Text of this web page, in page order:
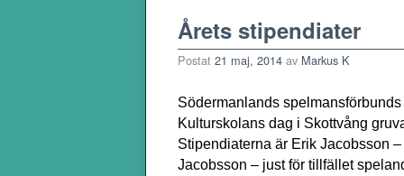
Årets stipendiater
Postat 21 maj, 2014 av Markus K
Södermanlands
Kulturskolans dag i Skottvång
Stipendiaterna är Erik Jacobsson
Jacobsson – just för tillfället